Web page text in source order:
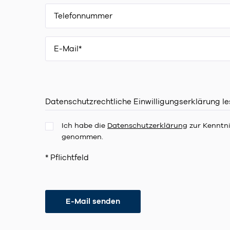
Datenschutzrechtliche Einwilligungserklärung
Ich habe die Datenschutzerklärung zur
genommen.
* Pflichtfeld